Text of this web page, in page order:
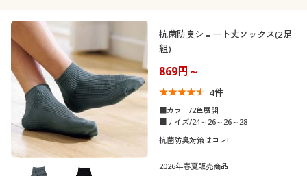
抗菌防臭ショート丈ソックス(2足
組)
869円～
4件
■カラー/2色展開
■サイズ/24～26～26～28
抗菌防臭対策はコレ!
2026年春夏販売商品